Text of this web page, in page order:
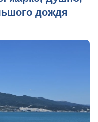
дождя